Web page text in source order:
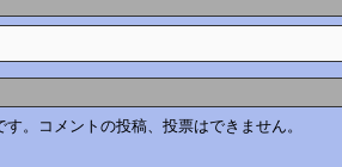
。コメントの投稿、投票はできません。